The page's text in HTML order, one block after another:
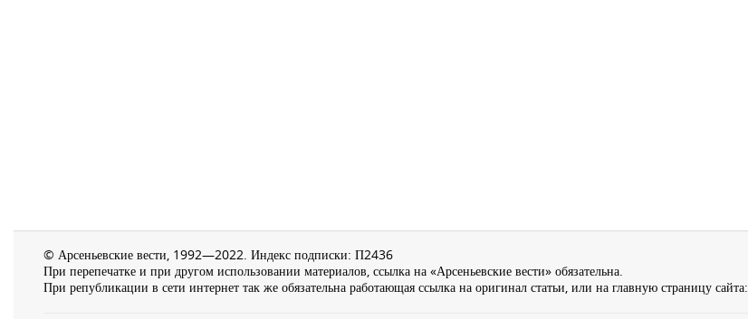
© Арсеньевские вести, 1992—2022. Индекс подписки: П2436
При перепечатке и при другом использовании материалов, ссылка на «Арсеньевские вести» обязательна.
При републикации в сети интернет так же обязательна работающая ссылка на оригинал статьи, или на главную страницу сайта: